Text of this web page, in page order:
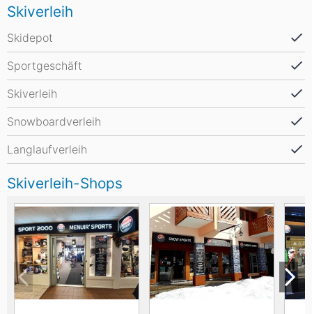
Skiverleih
Skidepot
Sportgeschäft
Skiverleih
Snowboardverleih
Langlaufverleih
Skiverleih-Shops